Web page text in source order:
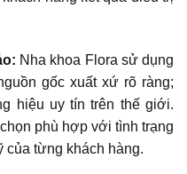
Nha khoa Flora sử dụng
gốc xuất xứ rõ ràng;
hiệu uy tín trên thế giới.
phù hợp với tình trạng
của từng khách hàng.